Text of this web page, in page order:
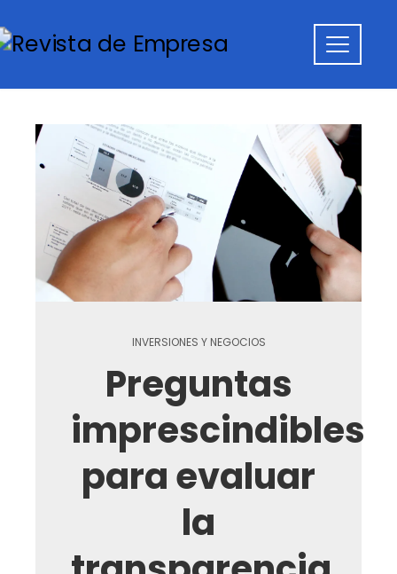
INVERSIONES Y NEGOCIOS
Preguntas
imprescindibles
para evaluar
la